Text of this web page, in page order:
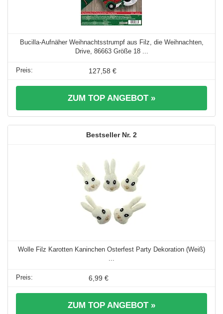
Bucilla-Aufnäher Weihnachtsstrumpf aus Filz, die Weihnachten,
Drive, 86663 Größe 18 ...
127,58 €
ZUM TOP ANGEBOT »
2
Wolle Filz Karotten Kaninchen Osterfest Party Dekoration (Weiß)
6,99 €
ZUM TOP ANGEBOT »